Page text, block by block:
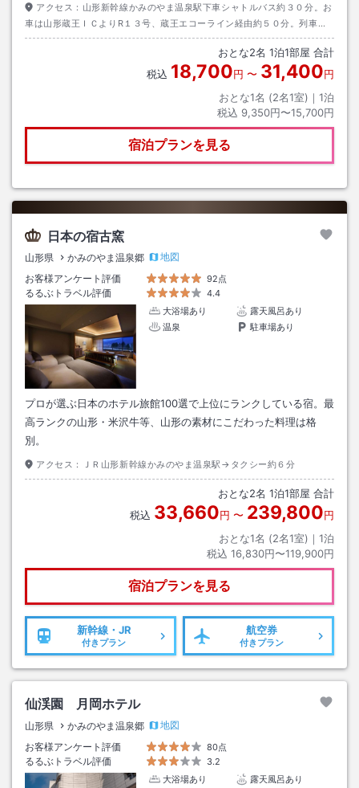
アクセス： 山形新幹線かみのやま温泉駅下車シャトルバス約３０分。お
車は山形蔵王ＩＣよりR１３号、蔵王エコーライン経由約５０分。列車ご
利用の方は移動が快適なレンタカー等の併用もおすすめ致します。
おとな2名 1泊1部屋 合計
税込 18,700円 〜 31,400円
おとな1名 (2名1室)｜ 1泊
税込 9,350円〜15,700円
宿泊プランを見る
日本の宿古窯
山形県 かみのやま温泉郷
地図
お客様アンケート評価
92点
るるぶトラベル評価
4.4
大浴場あり
露天風呂あり
温泉
駐車場あり
プロが選ぶ日本のホテル旅館100選で上位にランクしている宿。最
高ランクの山形・米沢牛等、山形の素材にこだわった料理は格
別。
アクセス： ＪＲ山形新幹線かみのやま温泉駅→タクシー約６分
おとな2名 1泊1部屋 合計
税込 33,660円 〜 239,800円
おとな1名 (2名1室)｜ 1泊
税込 16,830円〜119,900円
宿泊プランを見る
新幹線・JR
付きプラン
航空券
付きプラン
仙渓園 月岡ホテル
山形県 かみのやま温泉郷
地図
お客様アンケート評価
80点
るるぶトラベル評価
3.2
大浴場あり
露天風呂あり